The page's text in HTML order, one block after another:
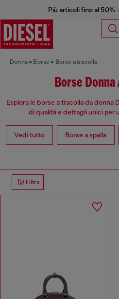
Più articoli fino al 50%
Donna Borse Borse a tracolla
Borse Donna
Esplora le borse a tracolla da donna
di qualità e dettagli unici per
Vedi tutto Borse a spalla
Filtra